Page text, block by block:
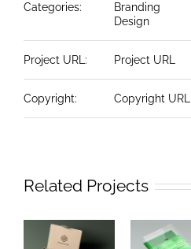
Categories:
Branding
Design
Project URL: Project URL
Copyright: Copyright URL
Related Projects